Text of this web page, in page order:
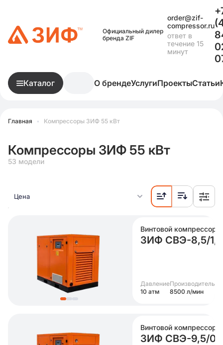
Официальный дилер
бренда ZIF
order@zif-
compressor.ru
ответ в
течение 15
минут
Каталог О брендеУслугиПроектыСтатьи
Главная • Компрессоры ЗИФ 55 кВт
Компрессоры ЗИФ 55 кВт
53 модели
Цена
Винтовой компрессор
ЗИФ СВЭ-8,5/
Давление
10 атм
8500 л/мин
Винтовой компрессор
ЗИФ СВЭ-9,5/